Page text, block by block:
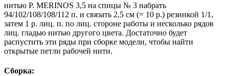
нитью Р. MERINOS 3,5 на спицы № 3 набрать
94/102/108/108/112 п. и связать 2,5 см (= 10 р.) резинкой 1/1,
затем 1 р. лиц. п. по лиц. стороне работы и несколько рядов
лиц. гладью нитью другого цвета. Достаточно будет
распустить эти ряды при сборке модели, чтобы найти
открытые петли рабочей нити.
Сборка: